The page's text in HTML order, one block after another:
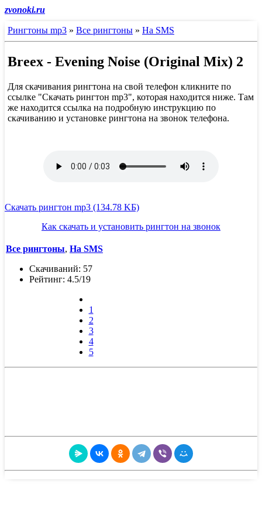
zvonoki.ru
Рингтоны mp3 » Все рингтоны » На SMS
Breex - Evening Noise (Original Mix) 2
Для скачивания рингтона на свой телефон кликните по
ссылке "Скачать рингтон mp3", которая находится ниже. Там
же находится ссылка на подробную инструкцию по
скачиванию и установке рингтона на звонок телефона.
Скачать рингтон mp3 (134.78 KБ)
Как скачать и установить рингтон на звонок
Все рингтоны, На SMS
Скачиваний: 57
Рейтинг: 4.5/19
1
2
3
4
5